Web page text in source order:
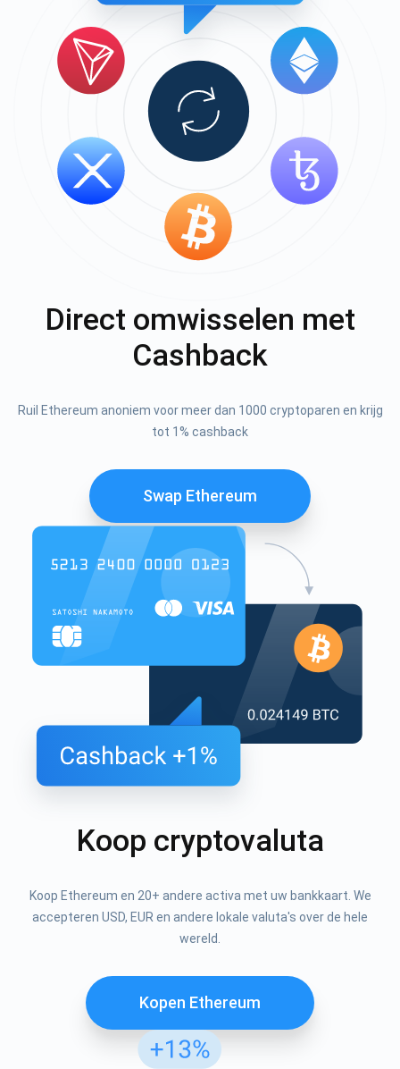
Direct omwisselen met
Cashback
Ruil Ethereum anoniem voor meer dan 1000 cryptoparen en krijg
tot 1% cashback
Swap Ethereum
Koop cryptovaluta
Koop Ethereum en 20+ andere activa met uw bankkaart. We
accepteren USD, EUR en andere lokale valuta's over de hele
wereld.
Kopen Ethereum